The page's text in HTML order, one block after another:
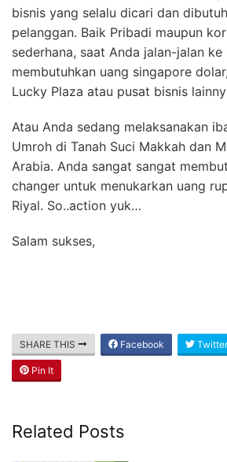
bisnis yang selalu dicari dan
pelanggan. Baik Pribadi maupun
sederhana, saat Anda jalan-jalan
membutuhkan uang singapore
Lucky Plaza atau pusat bisnis
Atau Anda sedang melaksanakan
Umroh di Tanah Suci Makkah dan
Arabia. Anda sangat sangat
changer untuk menukarkan uang
Riyal. So..action yuk…
Salam sukses,
SHARE THIS Facebook Twitter
Pin It
Related Posts